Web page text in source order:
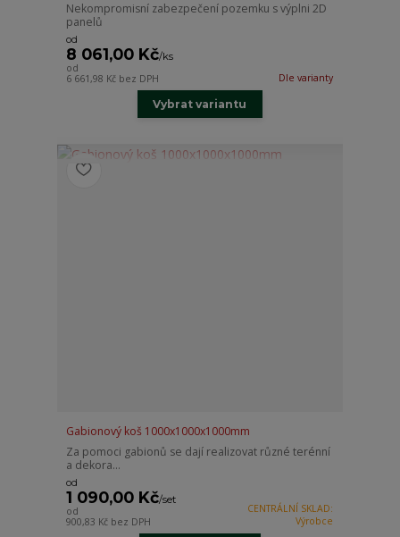
Nekompromisní zabezpečení pozemku s výplni 2D
panelů
od
8 061,00 Kč/ks
od
6 661,98 Kč bez DPH Dle varianty
Vybrat variantu
Gabionový koš 1000x1000x1000mm
Za pomoci gabionů se dají realizovat různé terénní
a dekora...
od
1 090,00 Kč/set
od
900,83 Kč bez DPH
CENTRÁLNÍ SKLAD:
Výrobce